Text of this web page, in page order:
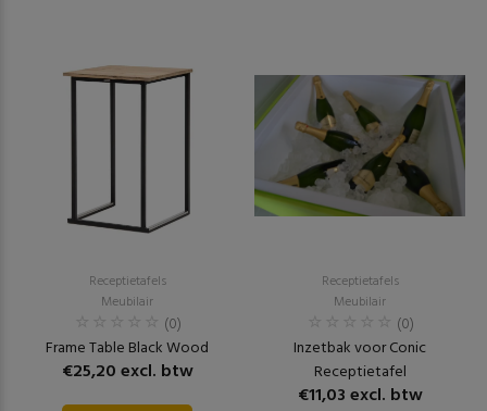
Receptietafels
Meubilair
(0)
Frame Table Black Wood
€25,20 excl. btw
Receptietafels
Meubilair
(0)
Inzetbak voor Conic
Receptietafel
€11,03 excl. btw